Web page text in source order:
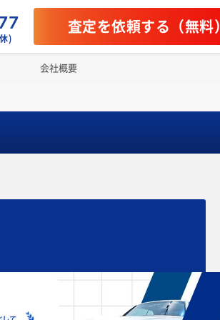
)
査定を依頼する（無料）
会社概要